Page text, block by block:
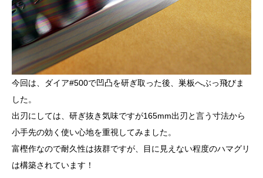
今回は、ダイア#500で凹凸を研ぎ取った後、巣板へぶっ飛びま
した。
出刃にしては、研ぎ抜き気味ですが165mm出刃と言う寸法から
小手先の効く使い心地を重視してみました。
富樫作なので耐久性は抜群ですが、目に見えない程度のハマグリ
は構築されています！